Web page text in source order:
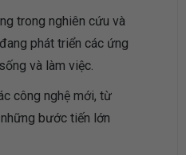
trong nghiên cứu và
phát triển các ứng
và làm việc.
công nghệ mới, từ
bước tiến lớn